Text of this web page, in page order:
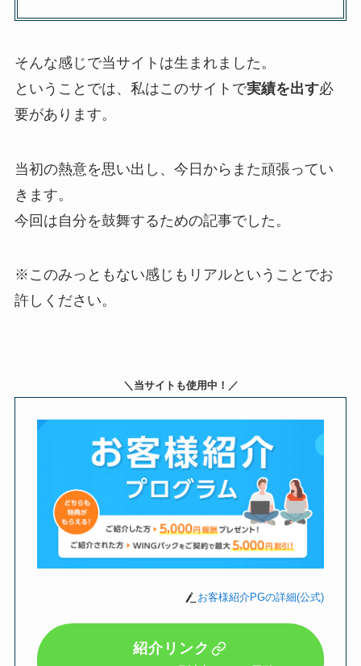
そんな感じで当サイトは生まれました。
ということでは、私はこのサイトで実績を出す必
要があります。
当初の熱意を思い出し、今日からまた頑張ってい
きます。
今回は自分を鼓舞するための記事でした。
※このみっともない感じもリアルということでお
許しください。
＼当サイトも使用中！／
お客様紹介PGの詳細(公式)
紹介リンク